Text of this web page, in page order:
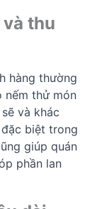
và thu
hàng thường
nếm thử món
và khác
biệt trong
giúp quán
phần lan